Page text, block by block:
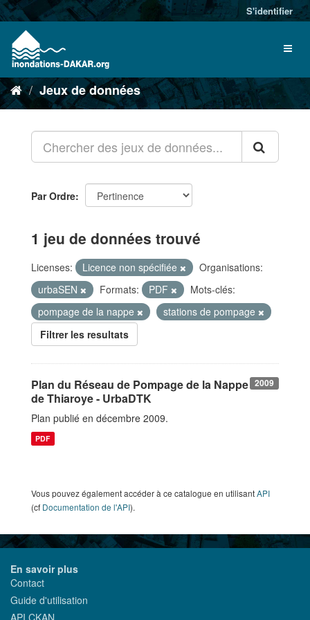
S'identifier
Jeux de données
Par Ordre
1 jeu de données trouvé
Licenses: Licence non spécifiée
Organisations:
urbaSEN
Formats: PDF
Mots-clés:
pompage de la nappe
stations de pompage
Filtrer les resultats
2009
Plan du Réseau de Pompage de la Nappe
de Thiaroye - UrbaDTK
Plan publié en décembre 2009.
PDF
Vous pouvez également accéder à ce catalogue en utilisantAPI
(cf Documentation de l'API).
En savoir plus
Contact
Guide d'utilisation
API CKAN